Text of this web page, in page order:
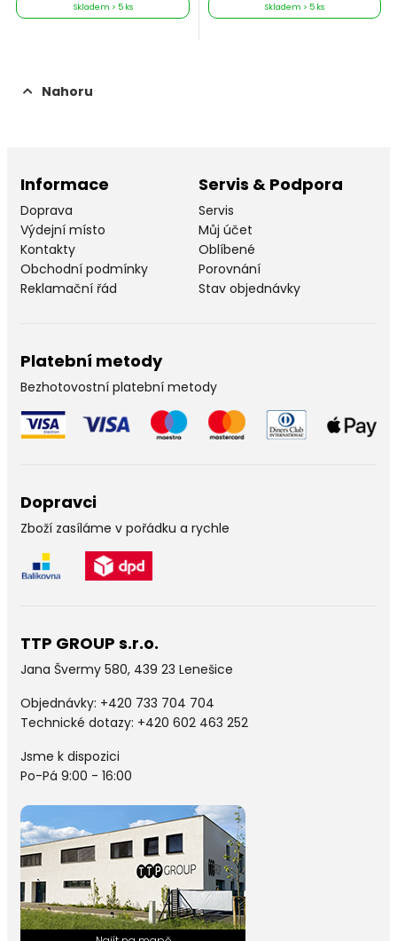
Skladem > 5 ks Skladem > 5 ks
Nahoru
Informace
Doprava
Výdejní místo
Kontakty
Obchodní podmínky
Reklamační řád
Servis & Podpora
Servis
Můj účet
Oblíbené
Porovnání
Stav objednávky
Platební metody
Bezhotovostní platební metody
Dopravci
Zboží zasíláme v pořádku a rychle
TTP GROUP s.r.o.
Jana Švermy 580, 439 23 Lenešice
Objednávky: +420 733 704 704
Technické dotazy: +420 602 463 252
Jsme k dispozici
Po-Pá 9:00 - 16:00